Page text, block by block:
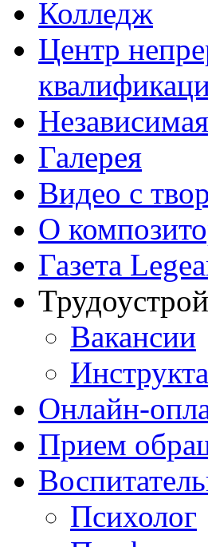
Колледж
Центр
Галерея
Видео с
О
Газета
Вакансии
Онлайн-
Прием
Психолог